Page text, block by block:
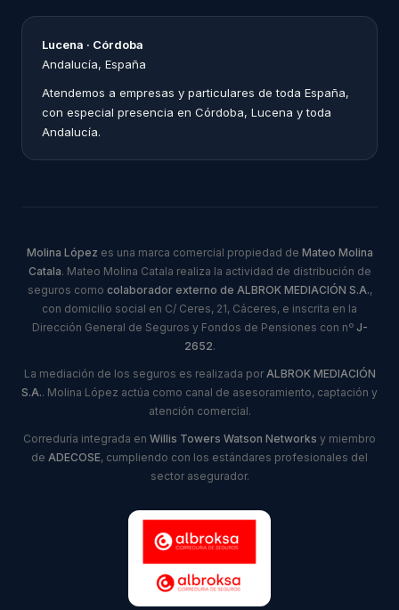
Lucena · Córdoba
Andalucía, España
Atendemos a empresas y particulares de toda España,
con especial presencia en Córdoba, Lucena y toda
Andalucía.
Molina López es una marca comercial propiedad de Mateo Molina
Catala. Mateo Molina Catala realiza la actividad de distribución de
seguros como colaborador externo de ALBROK MEDIACIÓN S.A.,
con domicilio social en C/ Ceres, 21, Cáceres, e inscrita en la
Dirección General de Seguros y Fondos de Pensiones con nº J-
2652.
La mediación de los seguros es realizada por ALBROK MEDIACIÓN
S.A.. Molina López actúa como canal de asesoramiento, captación y
atención comercial.
Correduría integrada en Willis Towers Watson Networks y miembro
de ADECOSE, cumpliendo con los estándares profesionales del
sector asegurador.